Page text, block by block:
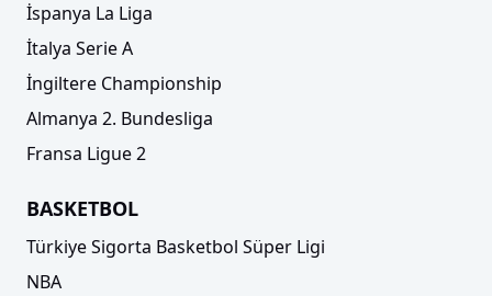
İspanya La Liga
İtalya Serie A
İngiltere Championship
Almanya 2. Bundesliga
Fransa Ligue 2
BASKETBOL
Türkiye Sigorta Basketbol Süper Ligi
NBA